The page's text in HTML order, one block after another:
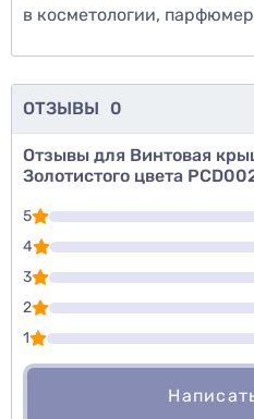
в косметологии,
ОТЗЫВЫ 0
Отзывы для Винтовая
Золотистого цвета
5
4
3
2
1